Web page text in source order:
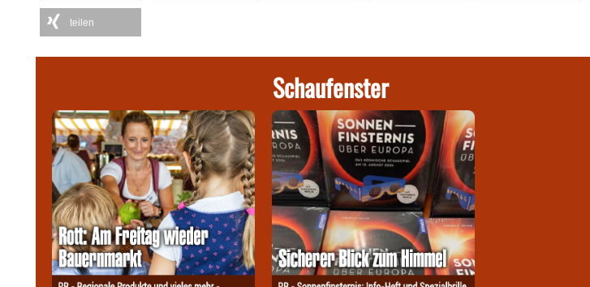
teilen
Schaufenster